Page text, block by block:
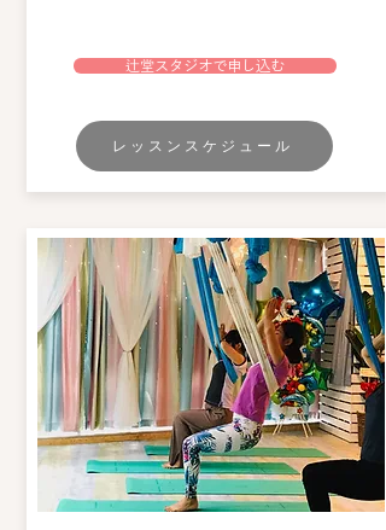
辻堂スタジオで申し込む
レッスンスケジュール